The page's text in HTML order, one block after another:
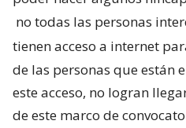
no todas las personas
tienen acceso a internet
de las personas que están
este acceso, no logran
de este marco de